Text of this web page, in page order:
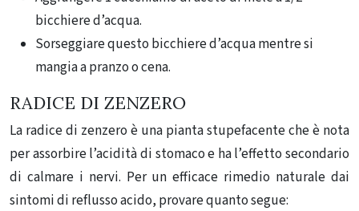
bicchiere d’acqua.
Sorseggiare questo bicchiere d’acqua mentre si
mangia a pranzo o cena.
RADICE DI ZENZERO
La radice di zenzero è una pianta stupefacente che è nota
per assorbire l’acidità di stomaco e ha l’effetto secondario
di calmare i nervi. Per un efficace rimedio naturale dai
sintomi di reflusso acido, provare quanto segue: